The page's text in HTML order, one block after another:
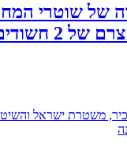
של שוטרי
הביאה